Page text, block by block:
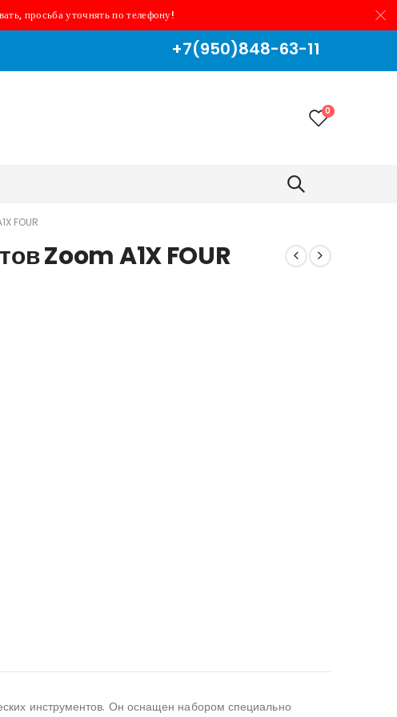
просьба уточнять по телефону!
+7(950)848-63-11
0
FOUR
Zoom A1X FOUR
инструментов. Он оснащен набором специально